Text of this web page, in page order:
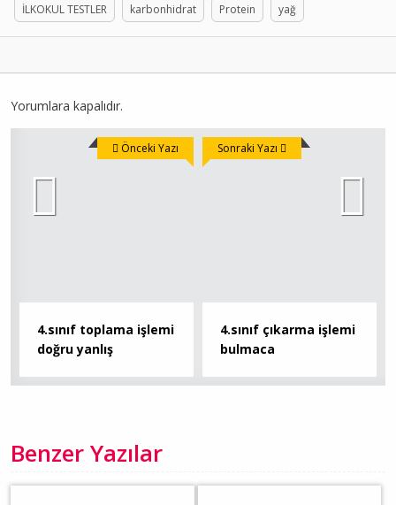
İLKOKUL TESTLER karbonhidrat Protein yağ
Yorumlara kapalıdır.
4.sınıf toplama işlemi
doğru yanlış
Önceki Yazı
4.sınıf çıkarma işlemi
bulmaca
Sonraki Yazı
Benzer Yazılar